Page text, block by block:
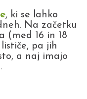
, ki se lahko
Na začetku
(med 16 in 18
pa jih
a naj imajo